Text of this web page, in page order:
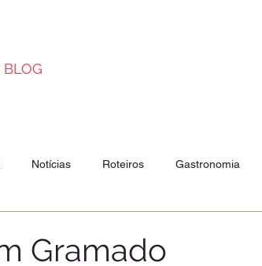
Notícias Roteiros Gastronomia
Gramado